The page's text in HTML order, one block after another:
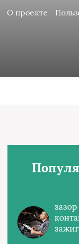
О проекте